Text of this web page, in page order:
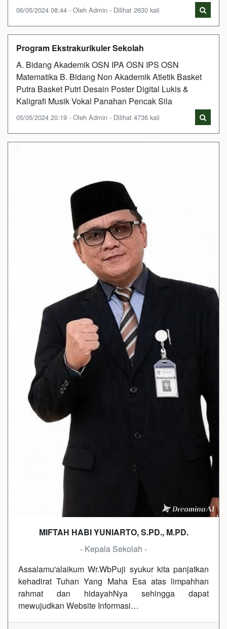
06/05/2024 08:44 - Oleh Admin - Dilihat 2630 kali
Program Ekstrakurikuler Sekolah
A. Bidang Akademik OSN IPA OSN IPS OSN
Matematika B. Bidang Non Akademik Atletik Basket
Putra Basket Putri Desain Poster Digital Lukis &
Kaligrafi Musik Vokal Panahan Pencak Sila
05/05/2024 20:19 - Oleh Admin - Dilihat 4736 kali
MIFTAH HABI YUNIARTO, S.PD., M.PD.
- Kepala Sekolah -
Assalamu'alaikum Wr.WbPuji syukur kita panjatkan
kehadirat Tuhan Yang Maha Esa atas limpahhan
rahmat dan hidayahNya sehingga dapat
mewujudkan Website Informasi…